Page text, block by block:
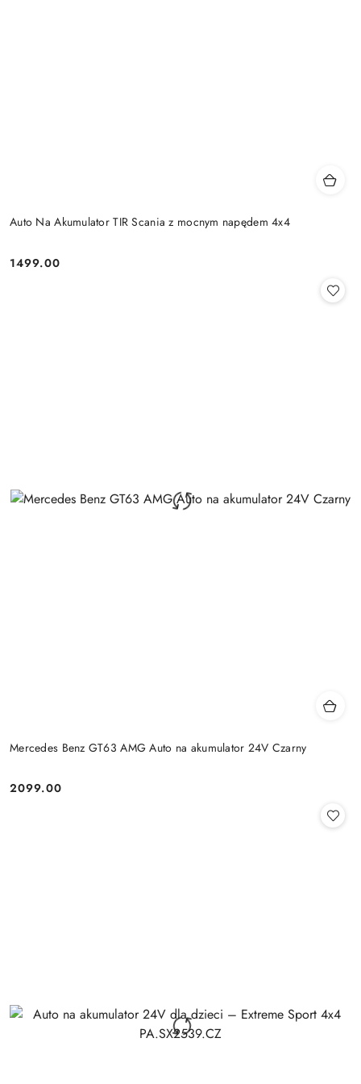
Auto Na Akumulator TIR Scania z mocnym napędem 4x4
Cena:
1499.00
Mercedes Benz GT63 AMG Auto na akumulator 24V Czarny
Cena:
2099.00